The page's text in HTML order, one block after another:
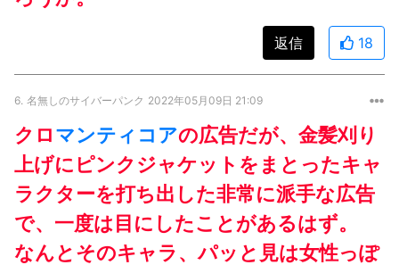
返信 18
6. 名無しのサイバーパンク 2022年05月09日 21:09
クロマンティコアの広告だが、金髪刈り
上げにピンクジャケットをまとったキャ
ラクターを打ち出した非常に派手な広告
で、一度は目にしたことがあるはず。
なんとそのキャラ、パッと見は女性っぽ